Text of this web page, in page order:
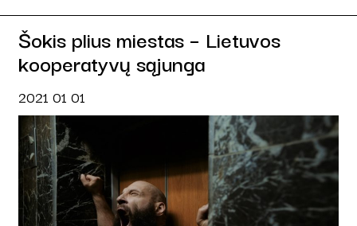
Šokis plius miestas – Lietuvos
kooperatyvų sąjunga
2021 01 01